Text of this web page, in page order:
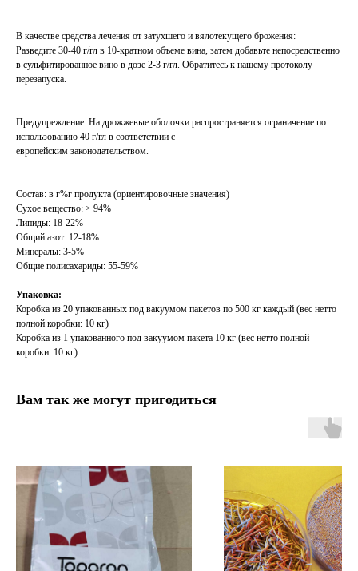
В качестве средства лечения от затухшего и вялотекущего брожения:
Разведите 30-40 г/гл в 10-кратном объеме вина, затем добавьте непосредственно
в сульфитированное вино в дозе 2-3 г/гл. Обратитесь к нашему протоколу
перезапуска.
Предупреждение: На дрожжевые оболочки распространяется ограничение по
использованию 40 г/гл в соответствии с
европейским законодательством.
Cостав: в г%г продукта (ориентировочные значения)
Сухое вещество: > 94%
Липиды: 18-22%
Общий азот: 12-18%
Минералы: 3-5%
Общие полисахариды: 55-59%
Упаковка:
Коробка из 20 упакованных под вакуумом пакетов по 500 кг каждый (вес нетто
полной коробки: 10 кг)
Коробка из 1 упакованного под вакуумом пакета 10 кг (вес нетто полной
коробки: 10 кг)
Вам так же могут пригодиться